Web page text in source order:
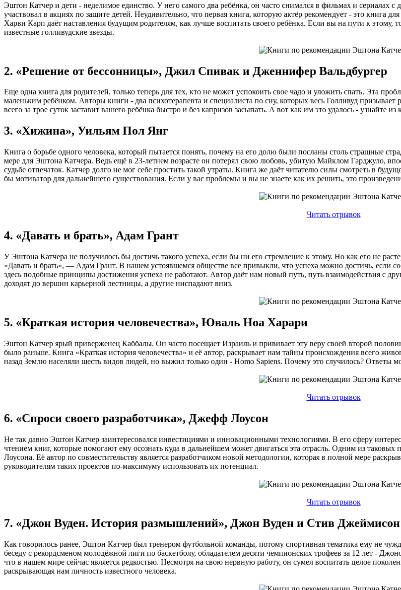
Эштон Катчер и дети - неделимое единство. У него самого два ребёнка, он часто снимался в фильмах и сериалах
участвовал в акциях по защите детей. Неудивительно, что первая книга, которую актёр рекомендует - это книга
Харви Карп даёт наставления будущим родителям, как лучше воспитать своего ребёнка. Если вы на пути к этому,
известные голливудские звезды.
2. «Решение от бессонницы», Джил Спивак и Дженнифер Вальдбургер
Еще одна книга для родителей, только теперь для тех, кто не может успокоить свое чадо и уложить спать. Эта
маленьким ребёнком. Авторы книги - два психотерапевта и специалиста по сну, которых весь Голливуд
всего за трое суток заставит вашего ребёнка быстро и без капризов засыпать. А вот как им это удалось - узнайте из
3. «Хижина», Уильям Пол Янг
Книга о борьбе одного человека, который пытается понять, почему на его долю были посланы столь страшные
мере для Эштона Катчера. Ведь ещё в 23-летнем возрасте он потерял свою любовь, убитую Майклом Гарджуло,
судьбе отпечаток. Катчер долго не мог себе простить такой утраты. Книга же даёт читателю силы смотреть в
бы мотиватор для дальнейшего существования. Если у вас проблемы и вы не знаете как их решить, это
Читать отрывок
4. «Давать и брать», Адам Грант
У Эштона Катчера не получилось бы достичь такого успеха, если бы ни его стремление к этому. Но как его не
«Давать и брать», — Адам Грант. В нашем устоявшемся обществе все привыкли, что успеха можно достичь, если
здесь подобные принципы достижения успеха не работают. Автор даёт нам новый путь, путь взаимодействия с
доходят до вершин карьерной лестницы, а другие ниспадают вниз.
5. «Краткая история человечества», Юваль Ноа Харари
Эштон Катчер ярый приверженец Каббалы. Он часто посещает Израиль и прививает эту веру своей второй
было раньше. Книга «Краткая история человечества» и её автор, раскрывает нам тайны происхождения всего
назад Землю населяли шесть видов людей, но выжил только один - Homo Sapiens. Почему это случилось? Ответы
Читать отрывок
6. «Спроси своего разработчика», Джефф Лоусон
Не так давно Эштон Катчер заинтересовался инвестициями и инновационными технологиями. В его сферу
чтением книг, которые помогают ему осознать куда в дальнейшем может двигаться эта отрасль. Одним из
Лоусона. Её автор по совместительству является разработчиком новой методологии, которая в полной мере
руководителям таких проектов по-максимуму использовать их потенциал.
Читать отрывок
7. «Джон Вуден. История размышлений», Джон Вуден и Стив Джеймисон
Как говорилось ранее, Эштон Катчер был тренером футбольной команды, потому спортивная тематика ему не
беседу с рекордсменом молодёжной лиги по баскетболу, обладателем десяти чемпионских трофеев за 12 лет -
что в нашем мире сейчас является редкостью. Несмотря на свою нервную работу, он сумел воспитать целое
раскрывающая нам личность известного человека.